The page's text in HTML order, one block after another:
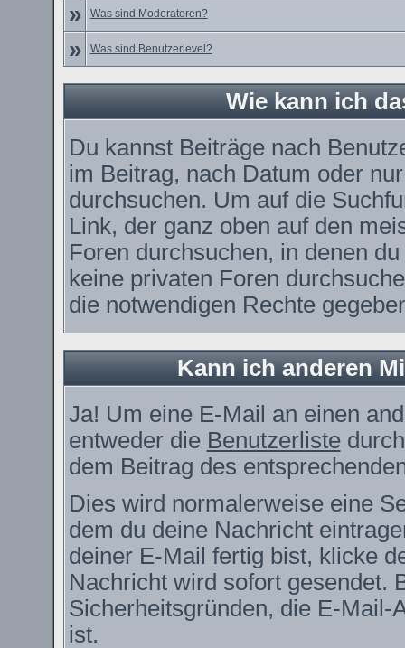
» Was sind Moderatoren?
» Was sind Benutzerlevel?
Wie kann ich
Du kannst Beiträge nach
im Beitrag, nach Datum oder
durchsuchen. Um auf die
Link, der ganz oben auf den
Foren durchsuchen, in denen
keine privaten Foren
die notwendigen Rechte
Kann ich anderen
Ja! Um eine E-Mail an einen
entweder die Benutzerliste
dem Beitrag des
Dies wird normalerweise eine
dem du deine Nachricht
deiner E-Mail fertig bist, klicke
Nachricht wird sofort gesendet.
Sicherheitsgründen, die E-Mail-
ist.